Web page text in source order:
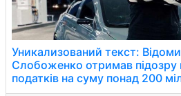
Уникализований текст:
Слобоженко отримав підозру
податків на суму понад 200